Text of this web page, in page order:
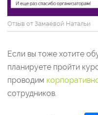
Отзыв от Замаевой Натальи
Если вы тоже хотите
планируете пройти
проводим
сотрудников.